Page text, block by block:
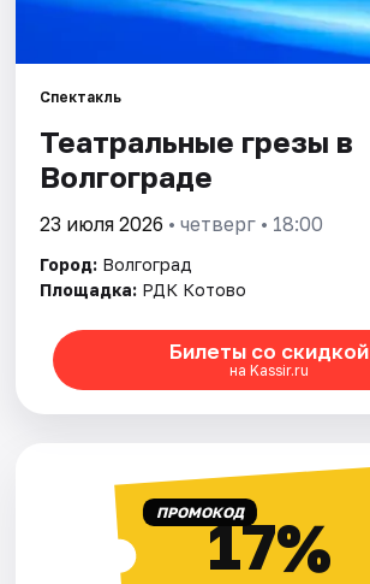
Спектакль
Театральные грезы в
Волгограде
23 июля 2026 • четверг • 18:00
Город: Волгоград
Площадка: РДК Котово
Билеты со скидкой
на Kassir.ru
ПРОМОКОД17%